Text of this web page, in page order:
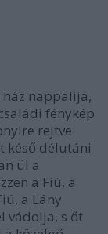
ház nappalija,
fénykép
rejtve
késő délutáni
ül a
a Fiú, a
a Lány
vádolja, s őt